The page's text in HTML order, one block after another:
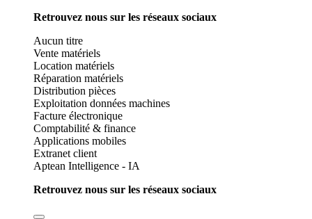
Retrouvez nous sur les réseaux sociaux
Aucun titre
Vente matériels
Location matériels
Réparation matériels
Distribution pièces
Exploitation données machines
Facture électronique
Comptabilité & finance
Applications mobiles
Extranet client
Aptean Intelligence - IA
Retrouvez nous sur les réseaux sociaux